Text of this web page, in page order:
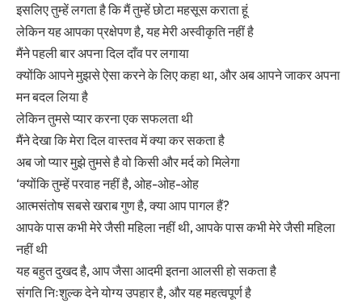
इसलिए तुम्हें लगता है कि मैं तुम्हें छोटा महसूस कराता हूं
लेकिन यह आपका प्रक्षेपण है, यह मेरी अस्वीकृति नहीं है
मैंने पहली बार अपना दिल दाँव पर लगाया
क्योंकि आपने मुझसे ऐसा करने के लिए कहा था, और अब आपने जाकर अपना
मन बदल लिया है
लेकिन तुमसे प्यार करना एक सफलता थी
मैंने देखा कि मेरा दिल वास्तव में क्या कर सकता है
अब जो प्यार मुझे तुमसे है वो किसी और मर्द को मिलेगा
‘क्योंकि तुम्हें परवाह नहीं है, ओह-ओह-ओह
आत्मसंतोष सबसे खराब गुण है, क्या आप पागल हैं?
आपके पास कभी मेरे जैसी महिला नहीं थी, आपके पास कभी मेरे जैसी महिला
नहीं थी
यह बहुत दुखद है, आप जैसा आदमी इतना आलसी हो सकता है
संगति निःशुल्क देने योग्य उपहार है, और यह महत्वपूर्ण है